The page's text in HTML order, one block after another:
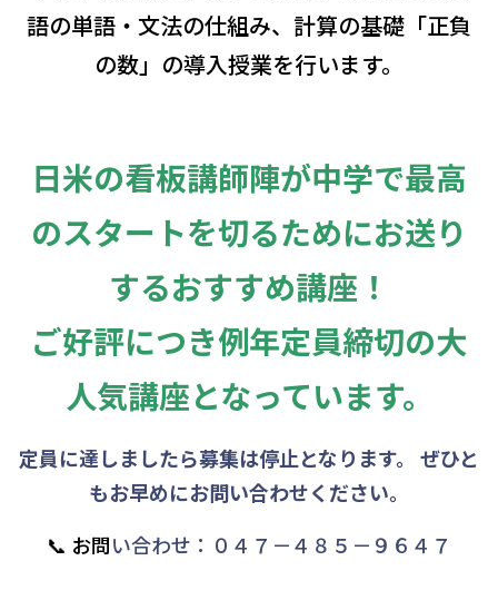
語の単語・文法の仕組み、計算の基礎「正負
の数」の導入授業を行います。
日米の看板講師陣が中学で最高
のスタートを切るためにお送り
するおすすめ講座！
ご好評につき例年定員締切の大
人気講座となっています。
定員に達しましたら募集は停止となります。 ぜひと
もお早めにお問い合わせください。
📞 お問い合わせ：０４７－４８５－９６４７